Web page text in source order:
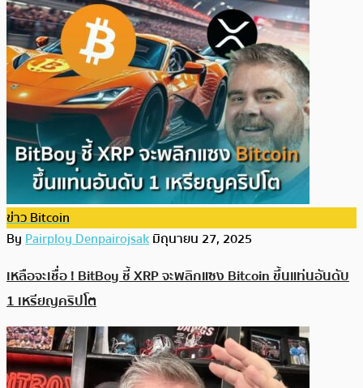
ข่าว Bitcoin
ByPairploy Denpairojsakมิถุนายน 27, 2025
เหลือจะเชื่อ ! BitBoy ชี้ XRP จะพลิกแซง Bitcoin ขึ้นแท่นอันดับ
1 เหรียญคริปโต